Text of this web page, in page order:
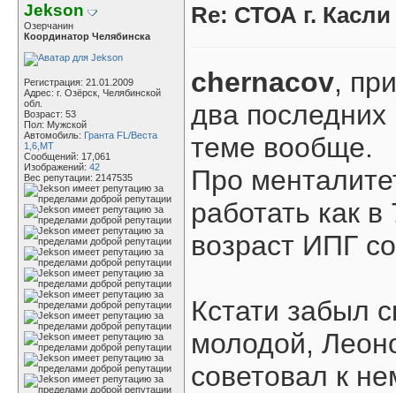
Jekson
Озерчанин
Координатор Челябинска
Регистрация: 21.01.2009
Адрес: г. Озёрск, Челябинской
обл.
Возраст: 53
Пол: Мужской
Автомобиль: Гранта FL/Веста
1,6,МТ
Сообщений: 17,061
Изображений: 42
Вес репутации: 2147535
Re: СТОА г.
chernacov,
два последних
теме вообще.
Про
работать как
возраст ИПГ
Кстати забыл
молодой,
советовал к